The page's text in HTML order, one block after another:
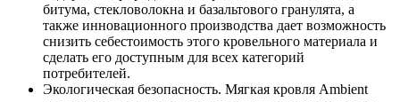
битума, стекловолокна и базальтового гранулята, а
также инновационного производства дает возможность
снизить себестоимость этого кровельного материала и
сделать его доступным для всех категорий
потребителей.
Экологическая безопасность. Мягкая кровля Ambient